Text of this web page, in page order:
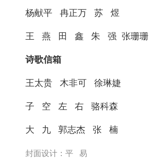
杨献平 冉正万 苏 煜
王 燕 田 鑫 朱 强 张珊珊
诗歌信箱
王太贵 木非可 徐琳婕
子 空 左 右 骆科森
大 九 郭志杰 张 楠
封面设计：平 易